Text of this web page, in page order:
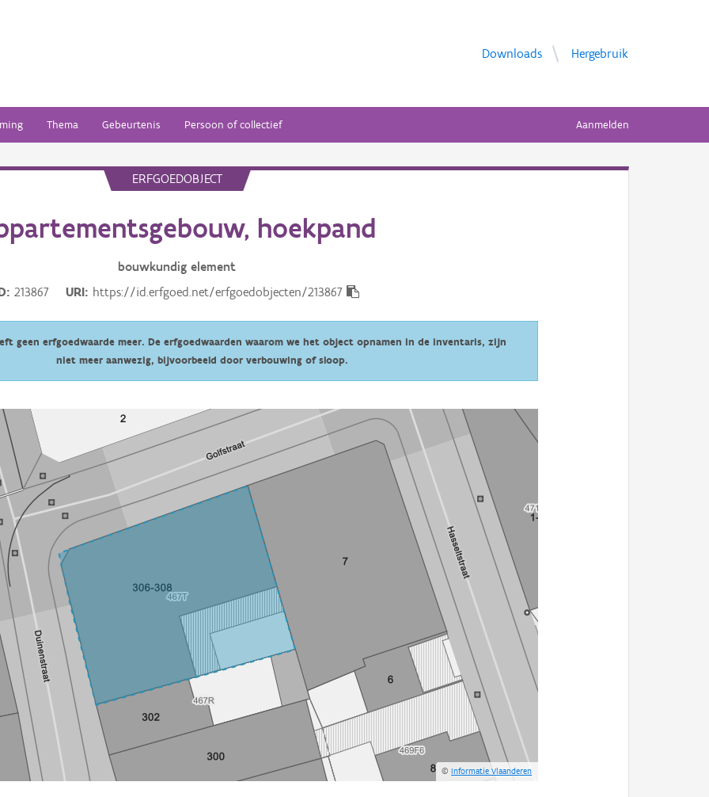
Downloads Hergebruik
Thema Gebeurtenis Persoon of collectief Aanmelden
ERFGOEDOBJECT
hoekpand
bouwkundig element
213867 URI https://id.erfgoed.net/erfgoedobjecten/213867
geen erfgoedwaarde meer. De erfgoedwaarden waarom we het object opnamen in de inventaris, zijn
niet meer aanwezig, bijvoorbeeld door verbouwing of sloop.
©Informatie Vlaanderen